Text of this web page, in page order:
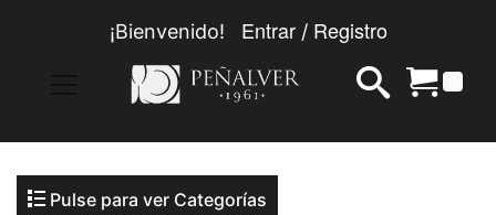
¡Bienvenido! Entrar/ Registro
Pulse para ver Categorías